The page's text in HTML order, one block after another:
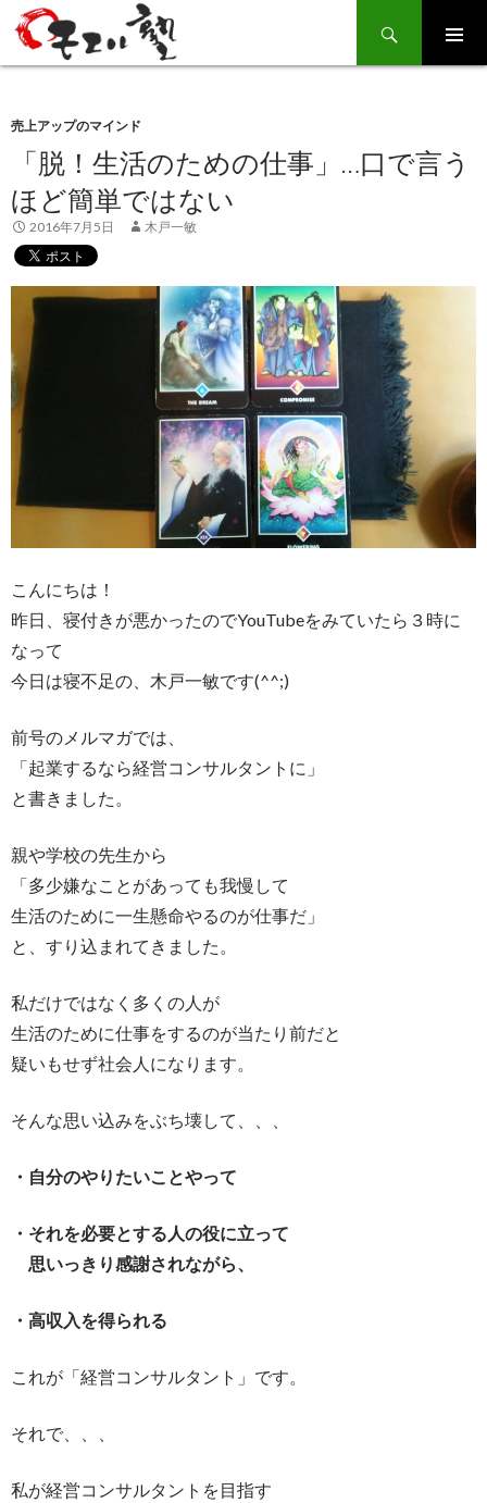
Search
SKIP
TO
売上アップのマインド
「脱！生活のための仕事」…口で言う
ほど簡単ではない
2016年7月5日 木戸一敏
こんにちは！
昨日、 寝付きが悪かったのでYouTubeをみていたら３時に
なって
今日は寝不足の、木戸一敏です(^^;)
前号のメルマガでは、
「起業するなら経営コンサルタントに」
と書きました。
親や学校の先生から
「多少嫌なことがあっても我慢して
生活のために一生懸命やるのが仕事だ」
と、すり込まれてきました。
私だけではなく多くの人が
生活のために仕事をするのが当たり前だと
疑いもせず社会人になります。
そんな思い込みをぶち壊して、、、
・自分のやりたいことやって
・それを必要とする人の役に立って
思いっきり感謝されながら、
・高収入を得られる
これが「経営コンサルタント」です。
それで、、、
私が経営コンサルタントを目指す